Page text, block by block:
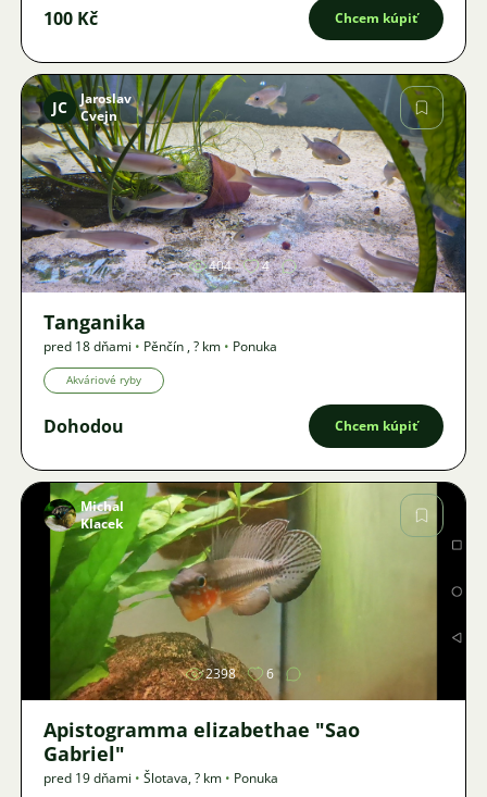
100 Kč Chcem kúpiť
Obrázok
JC
Jaroslav
Cvejn
404 4
Tanganika
pred 18 dňami • Pěnčín ,? km • Ponuka
Akváriové ryby
Dohodou Chcem kúpiť
Obrázok
Michal
Klacek
2398 6
Apistogramma elizabethae "Sao
Gabriel"
pred 19 dňami • Šlotava,? km • Ponuka